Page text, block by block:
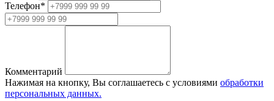
Телефон*
Комментарий
Нажимая на кнопку, Вы соглашаетесь с условиями обработки
персональных данных.